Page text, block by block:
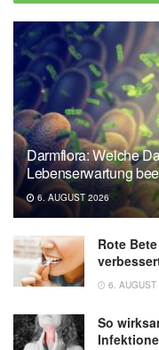
Darmflora: Welche
Lebenserwartung
6. AUGUST 2026
Rote
6. AUGUST
So